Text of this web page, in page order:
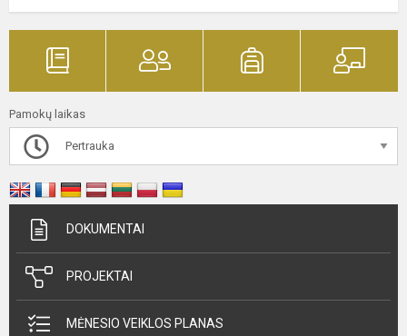
Pamokų laikas
Pertrauka
DOKUMENTAI
PROJEKTAI
MĖNESIO VEIKLOS PLANAS